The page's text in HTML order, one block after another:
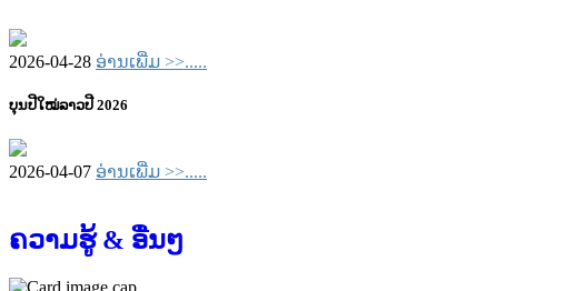
2026-04-28 ອ່ານເພີ່ມ >>.....
ບຸນປີໃໝ່ລາວປີ 2026
2026-04-07 ອ່ານເພີ່ມ >>.....
ຄວາມຮູ້ & ອື່ນໆ